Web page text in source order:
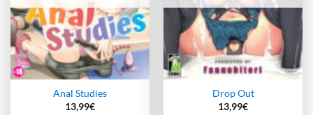
Anal Studies
13,99€
Drop Out
13,99€